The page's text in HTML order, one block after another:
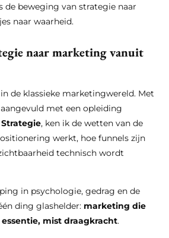
de beweging van strategie naar
naar waarheid.
naar marketing vanuit
de klassieke marketingwereld. Met
met een opleiding
, ken ik de wetten van de
werkt, hoe funnels zijn
technisch wordt
in psychologie, gedrag en de
ding glashelder: marketing die
mist draagkracht.